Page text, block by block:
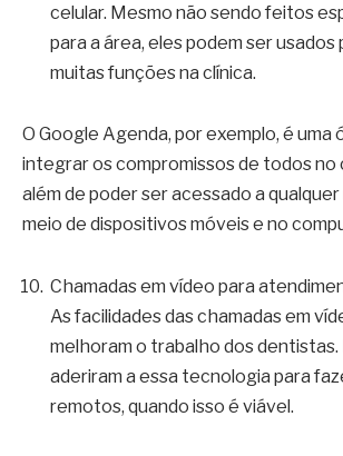
celular. Mesmo não sendo feitos
para a área, eles podem ser usados
muitas funções na clínica.
O Google Agenda, por exemplo, é uma
integrar os compromissos de todos no
além de poder ser acessado a
meio de dispositivos móveis e no
Chamadas em vídeo para
As facilidades das chamadas em
melhoram o trabalho dos dentistas.
aderiram a essa tecnologia para
remotos, quando isso é viável.